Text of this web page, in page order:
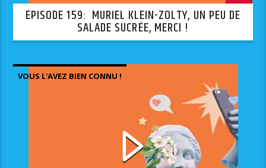
ÉPISODE 159: MURIEL KLEIN-ZOLTY, UN PEU DE
SALADE SUCRÉE, MERCI !
VOUS L'AVEZ BIEN CONNU !